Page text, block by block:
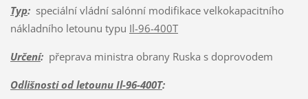
Typ:speciální vládní salónní modifikace velkokapacitního
nákladního letounu typu Il-96-400T
Určení:přeprava ministra obrany Ruska s doprovodem
Odlišnosti od letounu Il-96-400T: